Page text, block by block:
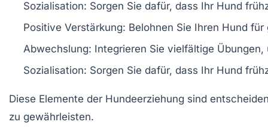
Sozialisation: Sorgen Sie dafür, dass Ihr Hund
Positive Verstärkung: Belohnen Sie Ihren Hund
Abwechslung: Integrieren Sie vielfältige
Sozialisation: Sorgen Sie dafür, dass Ihr Hund
Diese Elemente der Hundeerziehung sind
zu gewährleisten.